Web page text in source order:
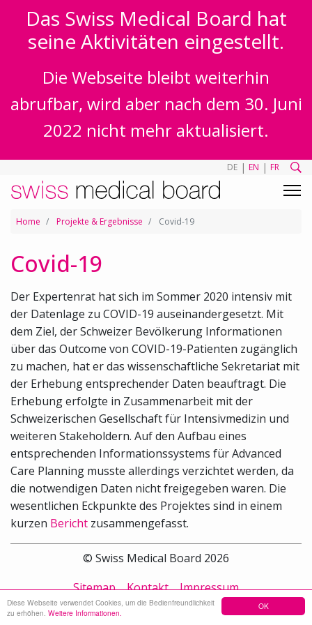
OK
Diese Webseite verwendet Cookies, um die Bedienfreundlichkeit
zu erhöhen. Weitere Informationen.
Das Swiss Medical Board hat
seine Aktivitäten eingestellt.
Die Webseite bleibt weiterhin
abrufbar, wird aber nach dem 30. Juni
2022 nicht mehr aktualisiert.
DE | EN | FR
Home Projekte & Ergebnisse Covid-19
Covid-19
Der Expertenrat hat sich im Sommer 2020 intensiv mit
der Datenlage zu COVID-19 auseinandergesetzt. Mit
dem Ziel, der Schweizer Bevölkerung Informationen
über das Outcome von COVID-19-Patienten zugänglich
zu machen, hat er das wissenschaftliche Sekretariat mit
der Erhebung entsprechender Daten beauftragt. Die
Erhebung erfolgte in Zusammenarbeit mit der
Schweizerischen Gesellschaft für Intensivmedizin und
weiteren Stakeholdern. Auf den Aufbau eines
entsprechenden Informationssystems für Advanced
Care Planning musste allerdings verzichtet werden, da
die notwendigen Daten nicht freigegeben waren. Die
wesentlichen Eckpunkte des Projektes sind in einem
kurzen Bericht zusammengefasst.
© Swiss Medical Board 2026
Sitemap
Kontakt Impressum